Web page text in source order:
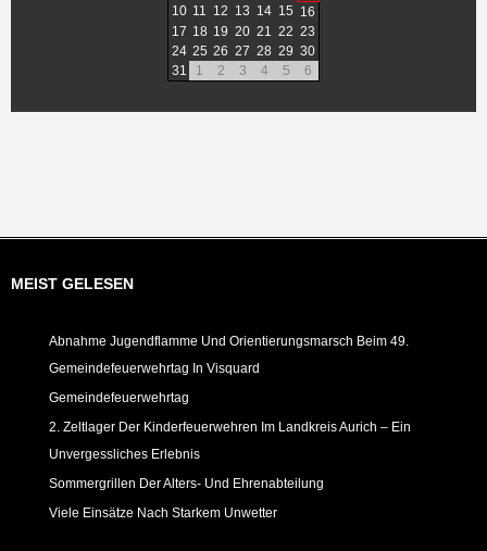
10 11 12 13 14 15 16
17 18 19 20 21 22 23
24 25 26 27 28 29 30
31
1 2 3 4 5 6
MEIST GELESEN
Abnahme Jugendflamme Und Orientierungsmarsch Beim 49.
Gemeindefeuerwehrtag In Visquard
Gemeindefeuerwehrtag
2. Zeltlager Der Kinderfeuerwehren Im Landkreis Aurich – Ein
Unvergessliches Erlebnis
Sommergrillen Der Alters- Und Ehrenabteilung
Viele Einsätze Nach Starkem Unwetter